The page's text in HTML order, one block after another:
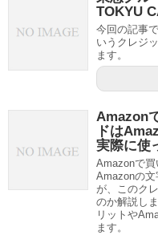
TOKYU
今回の記事
いうクレジ
ます。
Amazon
ドは
実際に使
Amazonで買
Amazonの
が、このク
のか解説し
リットや
ます。